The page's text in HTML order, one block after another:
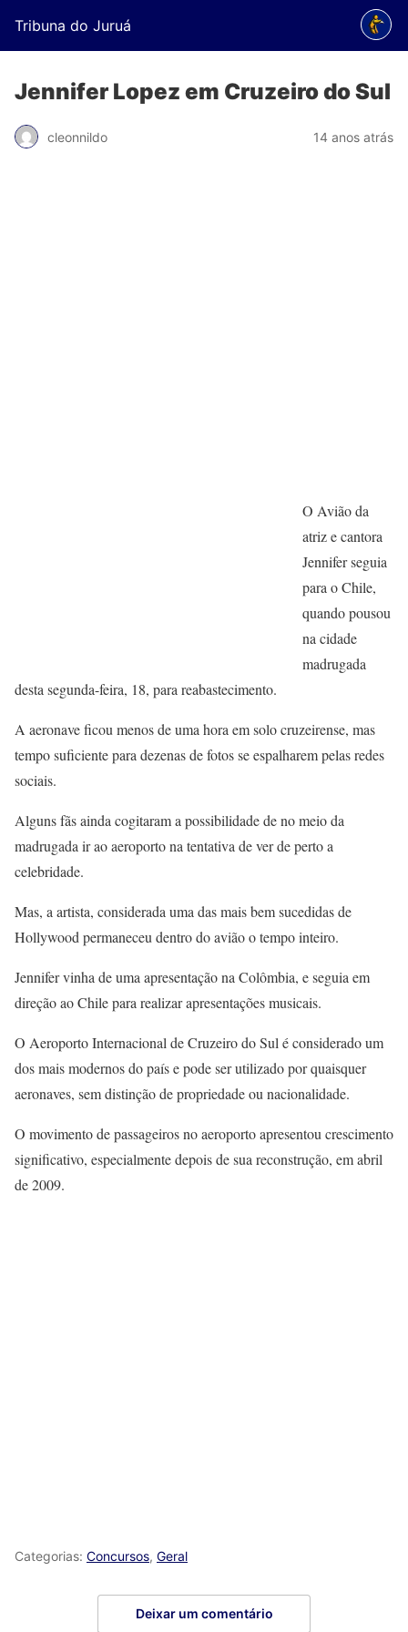
Tribuna do Juruá
Jennifer Lopez em Cruzeiro do Sul
cleonnildo 14 anos atrás
O Avião da
atriz e cantora
Jennifer seguia
para o Chile,
quando pousou
na cidade
madrugada
desta segunda-feira, 18, para reabastecimento.
A aeronave ficou menos de uma hora em solo cruzeirense, mas
tempo suficiente para dezenas de fotos se espalharem pelas redes
sociais.
Alguns fãs ainda cogitaram a possibilidade de no meio da
madrugada ir ao aeroporto na tentativa de ver de perto a
celebridade.
Mas, a artista, considerada uma das mais bem sucedidas de
Hollywood permaneceu dentro do avião o tempo inteiro.
Jennifer vinha de uma apresentação na Colômbia, e seguia em
direção ao Chile para realizar apresentações musicais.
O Aeroporto Internacional de Cruzeiro do Sul é considerado um
dos mais modernos do país e pode ser utilizado por quaisquer
aeronaves, sem distinção de propriedade ou nacionalidade.
O movimento de passageiros no aeroporto apresentou crescimento
significativo, especialmente depois de sua reconstrução, em abril
de 2009.
Categorias: Concursos, Geral
Deixar um comentário